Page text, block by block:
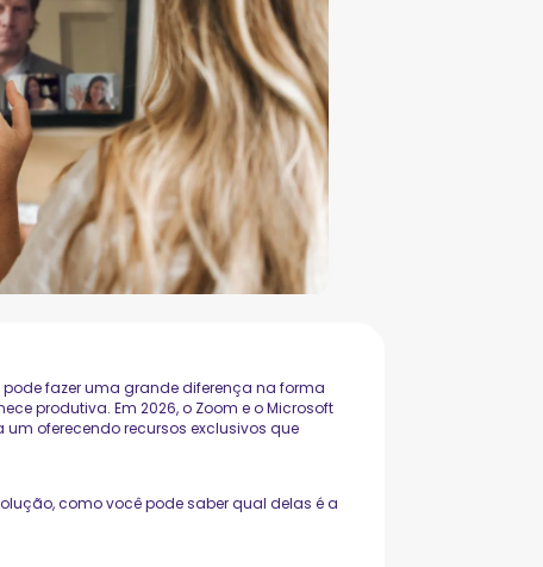
fazer uma grande diferença na forma
produtiva. Em 2026, o Zoom e o Microsoft
oferecendo recursos exclusivos que
como você pode saber qual delas é a